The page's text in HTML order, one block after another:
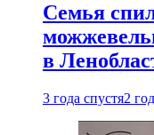
Семья
в
3 года спустя2